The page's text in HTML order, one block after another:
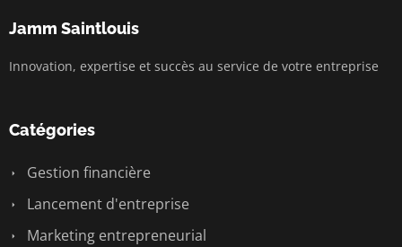
Jamm Saintlouis
Innovation, expertise et succès au service de votre entreprise
Catégories
Gestion financière
Lancement d'entreprise
Marketing entrepreneurial